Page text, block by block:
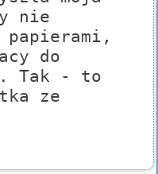
nie
do
Tak - to
ze